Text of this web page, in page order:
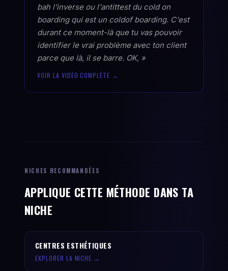
bah l'inverse ou l'antittest du cold on
boarding qui est un coldof boarding. C'est
durant ce moment-là que tu vas pouvoir
identifier le vrai problème avec ton client
parce que là, il se barre. OK, »
VOIR LA VIDÉO COMPLÈTE →
NICHES RECOMMANDÉES
APPLIQUE CETTE MÉTHODE DANS TA
NICHE
CENTRES ESTHÉTIQUES
EXPLORER LA NICHE →